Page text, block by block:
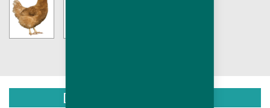
DOCUMENTS TÉLÉCHARGEABLES